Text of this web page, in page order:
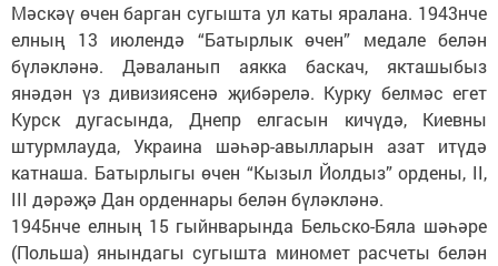
Мәскәү өчен барган сугышта ул каты яралана. 1943нче
елның 13 июлендә “Батырлык өчен” медале белән
бүләкләнә. Дәваланып аякка баскач, якташыбыз
янәдән үз дивизиясенә җибәрелә. Курку белмәс егет
Курск дугасында, Днепр елгасын кичүдә, Киевны
штурмлауда, Украина шәһәр-авылларын азат итүдә
катнаша. Батырлыгы өчен “Кызыл Йолдыз” ордены, II,
III дәрәҗә Дан орденнары белән бүләкләнә.
1945нче елның 15 гыйнварында Бельско-Бяла шәһәре
(Польша) янындагы сугышта миномет расчеты белән